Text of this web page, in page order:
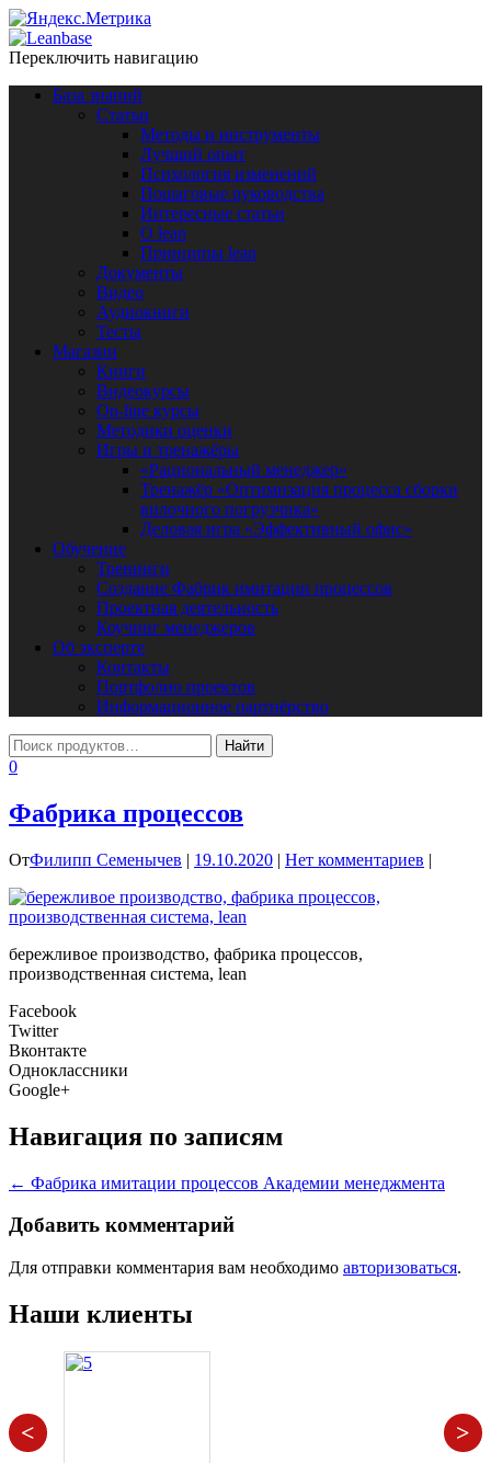
Переключить навигацию
База знаний
Статьи
Методы и инструменты
Лучший опыт
Психология изменений
Пошаговые руководства
Интересные статьи
O lean
Принципы lean
Документы
Видео
Аудиокниги
Тесты
Магазин
Книги
Видеокурсы
On-line курсы
Методики оценки
Игры и тренажёры
«Рациональный менеджер»
Тренажёр «Оптимизация процесса сборки
вилочного погрузчика»
Деловая игра «Эффективный офис»
Обучение
Тренинги
Создание Фабрик имитации процессов
Проектная деятельность
Коучинг менеджеров
Об эксперте
Контакты
Портфолио проектов
Информационное партнёрство
0
Фабрика процессов
ОтФилипп Семенычев | 19.10.2020 | Нет комментариев |
бережливое производство, фабрика процессов,
производственная система, lean
Facebook
Twitter
Вконтакте
Одноклассники
Google+
Навигация по записям
← Фабрика имитации процессов Академии менеджмента
Добавить комментарий
Для отправки комментария вам необходимо авторизоваться.
Наши клиенты
< >